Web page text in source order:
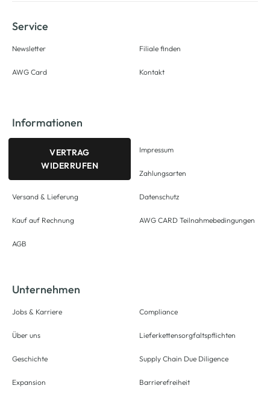
Service
Newsletter
AWG Card
Filiale finden
Kontakt
Informationen
VERTRAG
WIDERRUFEN
Versand & Lieferung
Kauf auf Rechnung
AGB
Impressum
Zahlungsarten
Datenschutz
AWG CARD Teilnahmebedingungen
Unternehmen
Jobs & Karriere
Über uns
Geschichte
Expansion
Compliance
Lieferkettensorgfaltspflichten
Supply Chain Due Diligence
Barrierefreiheit